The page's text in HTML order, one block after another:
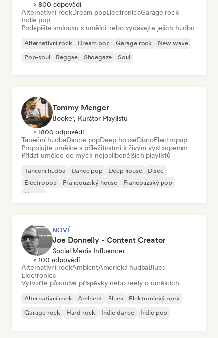
> 800 odpovědí
Alternativní rockDream popElectronicaGarage rock
Indie pop
Podepište smlouvu s umělci nebo vydávejte jejich hudbu
Alternativní rock Dream pop Garage rock
New wave
Pop-soul
Reggae Shoegaze Soul
Tommy Menger
Booker, Kurátor Playlistu
> 1800 odpovědí
Taneční hudbaDance popDeep houseDiscoElectropop
Propojujte umělce s příležitostmi k živým vystoupením
Přidat umělce do mých nejoblíbenějších playlistů
Taneční hudba Dance pop Deep house
Disco
Electropop
Francouzský house
Francouzský pop
House
NOVÉ
Joe Donnelly - Content Creator
Social Media Influencer
< 100 odpovědí
Alternativní rockAmbientAmerická hudbaBlues
Electronica
Vytvořte působivé příspěvky nebo reely o umělcích
Alternativní rock Ambient Blues
Elektronický rock
Garage rock
Hard rock Indie dance Indie pop